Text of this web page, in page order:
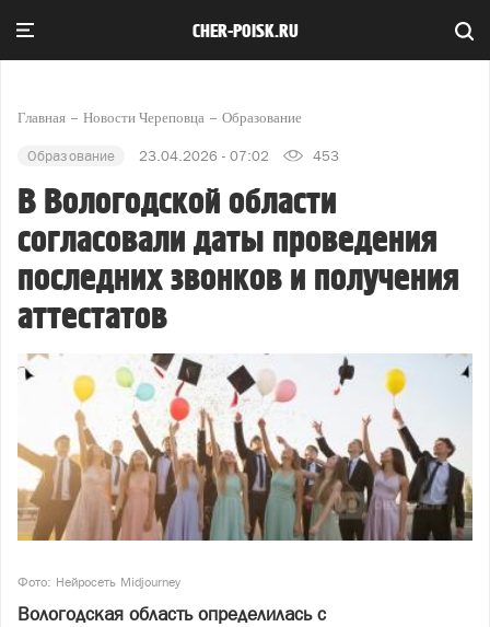
CHER-POISK.RU
Главная Новости Череповца Образование
Образование 23.04.2026 - 07:02 453
В Вологодской области
согласовали даты проведения
последних звонков и получения
аттестатов
Фото: Нейросеть Midjourney
Вологодская область определилась с